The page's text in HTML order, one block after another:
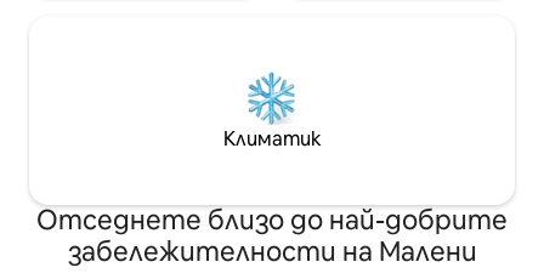
Климатик
Отседнете близо до най-добрите
забележителности на Малени